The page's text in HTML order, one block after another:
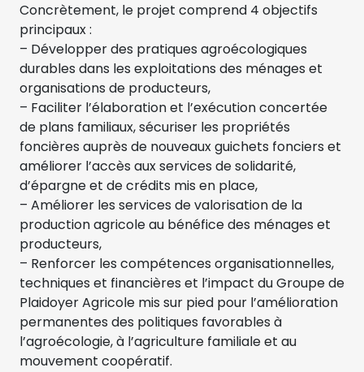
Concrètement, le projet comprend 4 objectifs
principaux :
– Développer des pratiques agroécologiques
durables dans les exploitations des ménages et
organisations de producteurs,
– Faciliter l’élaboration et l’exécution concertée
de plans familiaux, sécuriser les propriétés
foncières auprès de nouveaux guichets fonciers et
améliorer l’accès aux services de solidarité,
d’épargne et de crédits mis en place,
– Améliorer les services de valorisation de la
production agricole au bénéfice des ménages et
producteurs,
– Renforcer les compétences organisationnelles,
techniques et financières et l’impact du Groupe de
Plaidoyer Agricole mis sur pied pour l’amélioration
permanentes des politiques favorables à
l’agroécologie, à l’agriculture familiale et au
mouvement coopératif.